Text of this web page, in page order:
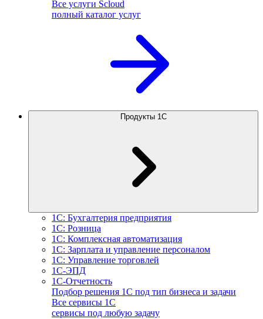
Все услуги Scloud
полный каталог услуг
Продукты 1С
1С: Бухгалтерия предприятия
1С: Розница
1С: Комплексная автоматизация
1С: Зарплата и управление персоналом
1С: Управление торговлей
1С-ЭПД
1С-Отчетность
Подбор решения 1С под тип бизнеса и задачи
Все сервисы 1С
сервисы под любую задачу